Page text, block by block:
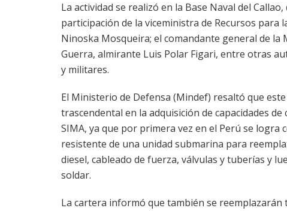
La actividad se realizó en la Base Naval del Callao,
participación de la viceministra de Recursos para
Ninoska Mosqueira; el comandante general de la
Guerra, almirante Luis Polar Figari, entre otras
y militares.
El Ministerio de Defensa (Mindef) resaltó que
trascendental en la adquisición de capacidades de
SIMA, ya que por primera vez en el Perú se logra
resistente de una unidad submarina para
diesel, cableado de fuerza, válvulas y tuberías y
soldar.
La cartera informó que también se